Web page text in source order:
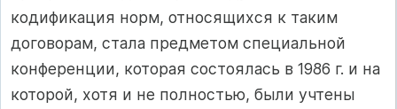
кодификация норм, относящихся к таким
договорам, стала предметом специальной
конференции, которая состоялась в 1986 г. и на
которой, хотя и не полностью, были учтены